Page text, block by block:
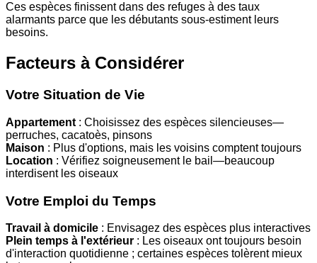
Ces espèces finissent dans des refuges à des taux
alarmants parce que les débutants sous-estiment leurs
besoins.
Facteurs à Considérer
Votre Situation de Vie
Appartement : Choisissez des espèces silencieuses—
perruches, cacatoès, pinsons
Maison : Plus d'options, mais les voisins comptent toujours
Location : Vérifiez soigneusement le bail—beaucoup
interdisent les oiseaux
Votre Emploi du Temps
Travail à domicile : Envisagez des espèces plus interactives
Plein temps à l'extérieur : Les oiseaux ont toujours besoin
d'interaction quotidienne ; certaines espèces tolèrent mieux